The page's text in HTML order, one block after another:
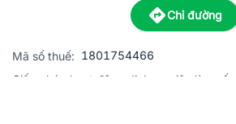
Chỉ đường
Mã số thuế: 1801754466
Giấy phép hoạt động dịch vụ việc làm số: